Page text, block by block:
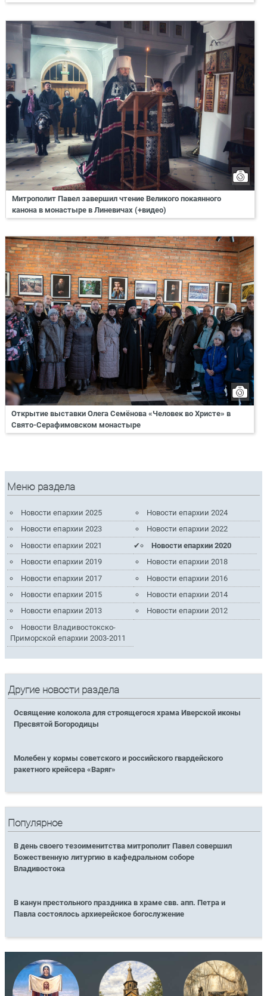
Митрополит Павел завершил чтение Великого покаянного
канона в монастыре в Линевичах (+видео)
Открытие выставки Олега Семёнова «Человек во Христе» в
Свято-Серафимовском монастыре
Меню раздела
Новости епархии 2025
Новости епархии 2024
Новости епархии 2023
Новости епархии 2022
Новости епархии 2021
Новости епархии 2020
Новости епархии 2019
Новости епархии 2018
Новости епархии 2017
Новости епархии 2016
Новости епархии 2015
Новости епархии 2014
Новости епархии 2013
Новости епархии 2012
Новости Владивостокско-
Приморской епархии 2003-2011
Другие новости раздела
Освящение колокола для строящегося храма Иверской иконы
Пресвятой Богородицы
Молебен у кормы советского и российского гвардейского
ракетного крейсера «Варяг»
Популярное
В день своего тезоименитства митрополит Павел совершил
Божественную литургию в кафедральном соборе
Владивостока
В канун престольного праздника в храме свв. апп. Петра и
Павла состоялось архиерейское богослужение